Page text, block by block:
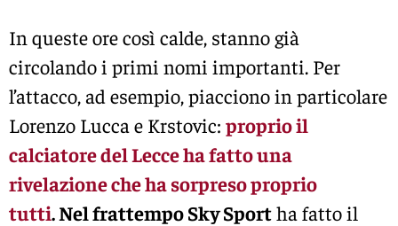
In queste ore così calde, stanno già
circolando i primi nomi importanti. Per
l’attacco, ad esempio, piacciono in particolare
Lorenzo Lucca e Krstovic: proprio il
calciatore del Lecce ha fatto una
rivelazione che ha sorpreso proprio
tutti. Nel frattempo Sky Sportha fatto il